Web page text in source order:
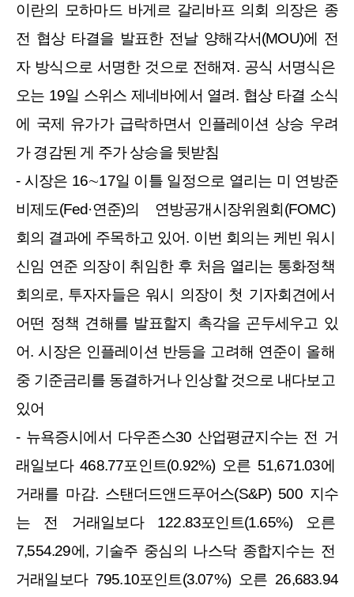
이란의 모하마드 바게르 갈리바프 의회 의장은 종
전 협상 타결을 발표한 전날 양해각서(MOU)에 전
자 방식으로 서명한 것으로 전해져. 공식 서명식은
오는 19일 스위스 제네바에서 열려. 협상 타결 소식
에 국제 유가가 급락하면서 인플레이션 상승 우려
가 경감된 게 주가 상승을 뒷받침
- 시장은 16∼17일 이틀 일정으로 열리는 미 연방준
비제도(Fed·연준)의 연방공개시장위원회(FOMC)
회의 결과에 주목하고 있어. 이번 회의는 케빈 워시
신임 연준 의장이 취임한 후 처음 열리는 통화정책
회의로, 투자자들은 워시 의장이 첫 기자회견에서
어떤 정책 견해를 발표할지 촉각을 곤두세우고 있
어. 시장은 인플레이션 반등을 고려해 연준이 올해
중 기준금리를 동결하거나 인상할 것으로 내다보고
있어
- 뉴욕증시에서 다우존스30 산업평균지수는 전 거
래일보다 468.77포인트(0.92%) 오른 51,671.03에
거래를 마감. 스탠더드앤드푸어스(S&P) 500 지수
는 전 거래일보다 122.83포인트(1.65%) 오른
7,554.29에, 기술주 중심의 나스닥 종합지수는 전
거래일보다 795.10포인트(3.07%) 오른 26,683.94